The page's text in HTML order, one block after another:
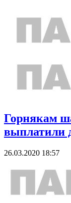
Горнякам
выплатили
26.03.2020 18:57